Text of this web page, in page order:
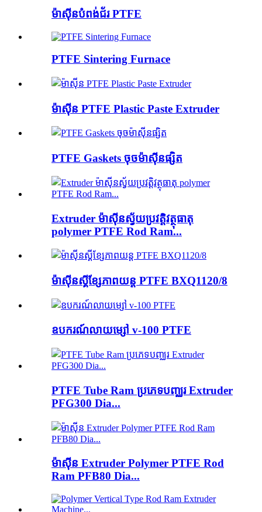
ម៉ាស៊ីនបំពង់ជ័រ PTFE
PTFE Sintering Furnace
ម៉ាស៊ីន PTFE Plastic Paste Extruder
PTFE Gaskets ចុចម៉ាស៊ីនផ្សិត
Extruder ម៉ាស៊ីនស្វ័យប្រវត្តិវត្ថុធាតុ
polymer PTFE Rod Ram...
ម៉ាស៊ីនស្គីខ្សែភាពយន្ត PTFE BXQ1120/8
ឧបករណ៍លាយម្សៅ v-100 PTFE
PTFE Tube Ram ប្រភេទបញ្ឈរ Extruder
PFG300 Dia...
ម៉ាស៊ីន Extruder Polymer PTFE Rod
Ram PFB80 Dia...